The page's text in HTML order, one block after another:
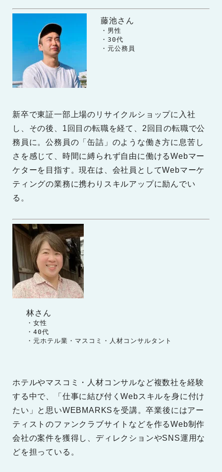
藤池さん
・男性
・30代
・元公務員
新卒で東証一部上場のリサイクルショップに入社
し、その後、1回目の転職を経て、2回目の転職で公
務員に。公務員の「缶詰」のような働き方に息苦し
さを感じて、時間に縛られず自由に働けるWebマー
ケターを目指す。現在は、会社員としてWebマーケ
ティングの業務に携わりスキルアップに励んでい
る。
林さん
・女性
・40代
・元ホテル業・マスコミ・人材コンサルタント
ホテルやマスコミ・人材コンサルなど複数社を経験
する中で、「仕事に結び付くWebスキルを身に付け
たい」と思いWEBMARKSを受講。卒業後にはアー
ティストのファンクラブサイトなどを作るWeb制作
会社の案件を獲得し、ディレクションやSNS運用な
どを担っている。